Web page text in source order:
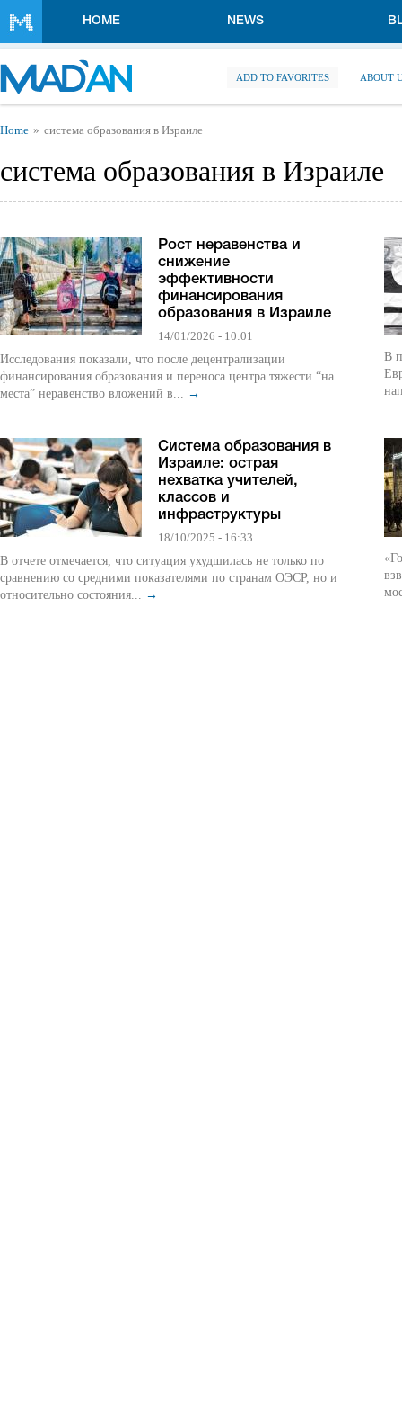
HOME NEWS
ADD TO FAVORITES ABOUT
You are here
Home система образования в Израиле
система образования в Израиле
Рост неравенства и
снижение
эффективности
финансирования
образования в Израиле
14/01/2026 - 10:01
Исследования показали, что после децентрализации
финансирования образования и переноса центра тяжести “на
места” неравенство вложений в...
→
Система образования в
Израиле: острая
нехватка учителей,
классов и
инфраструктуры
18/10/2025 - 16:33
В отчете отмечается, что ситуация ухудшилась не только по
сравнению со средними показателями по странам ОЭСР, но и
относительно состояния...
→
В